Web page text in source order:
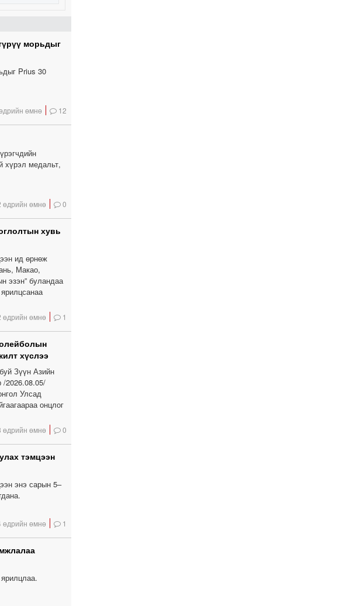
морьдыг
Prius 30
өмнө 12
хүрэл медальт,
өдрийн өмнө 0
хувь
ид өрнөж
Макао,
эзэн” буландаа
өдрийн өмнө 1
хүслээ
Зүүн Азийн
/2026.08.05/
Улсад
онцлог
өдрийн өмнө 0
тэмцээн
энэ сарын 5–
өдрийн өмнө 1